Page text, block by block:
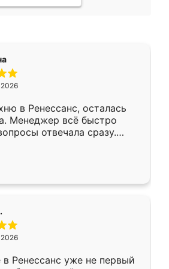
в Ренессанс, осталась
Менеджер всё быстро
отвечала сразу.
в субботу, подошёл к
Собрали
работали аккуратно, даже
Ренессанс уже не первый